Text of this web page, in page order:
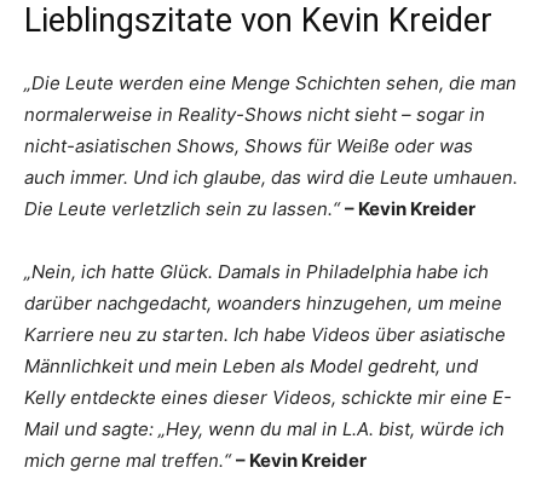
Lieblingszitate von Kevin Kreider
„Die Leute werden eine Menge Schichten sehen, die man
normalerweise in Reality-Shows nicht sieht – sogar in
nicht-asiatischen Shows, Shows für Weiße oder was
auch immer. Und ich glaube, das wird die Leute umhauen.
Die Leute verletzlich sein zu lassen.“ – Kevin Kreider
„Nein, ich hatte Glück. Damals in Philadelphia habe ich
darüber nachgedacht, woanders hinzugehen, um meine
Karriere neu zu starten. Ich habe Videos über asiatische
Männlichkeit und mein Leben als Model gedreht, und
Kelly entdeckte eines dieser Videos, schickte mir eine E-
Mail und sagte: „Hey, wenn du mal in L.A. bist, würde ich
mich gerne mal treffen.“ – Kevin Kreider